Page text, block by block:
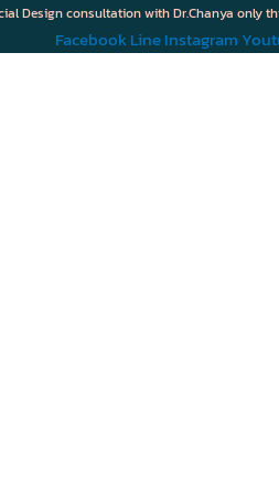
Design consultation with Dr.Chanya
FacebookLineInstagram